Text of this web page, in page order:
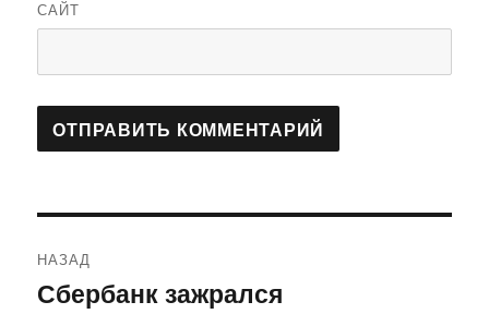
САЙТ
по
НАЗАД
Предыдущая
Сбербанк зажрался